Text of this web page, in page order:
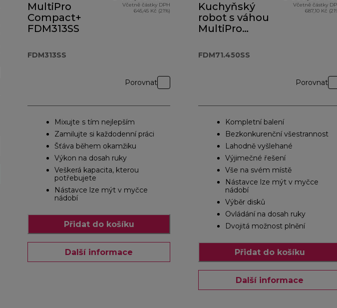
MultiPro
Compact+
FDM313SS
FDM313SS
Včetně částky DPH
645,45 Kč (21%)
Porovnat
Mixujte s tím nejlepším
Zamilujte si každodenní práci
Šťáva během okamžiku
Výkon na dosah ruky
Veškerá kapacita, kterou
potřebujete
Nástavce lze mýt v myčce
nádobí
Přidat do košíku
Další informace
Kuchyňský
robot s váhou
MultiPro
FDM71.450SS
FDM71.450SS
Včetně částky
687,10 Kč
Porovnat
Kompletní balení
Bezkonkurenční všestrannost
Lahodně vyšlehané
Výjimečné řešení
Vše na svém místě
Nástavce lze mýt v myčce
nádobí
Výběr disků
Ovládání na dosah ruky
Dvojitá možnost plnění
Přidat do košíku
Další informace